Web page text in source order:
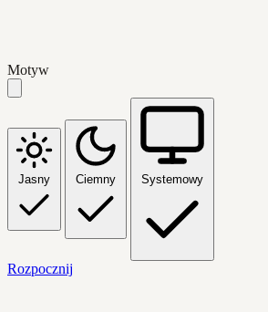
Motyw
Jasny Ciemny Systemowy
Rozpocznij